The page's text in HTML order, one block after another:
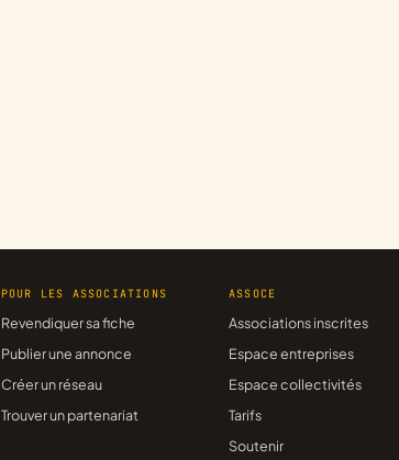
POUR LES ASSOCIATIONS
Revendiquer sa fiche
Publier une annonce
Créer un réseau
Trouver un partenariat
ASSOCE
Associations inscrites
Espace entreprises
Espace collectivités
Tarifs
Soutenir